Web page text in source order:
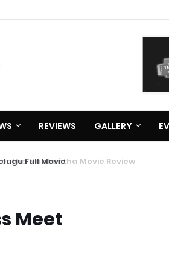
REVIEWS GALLERY
Full Movie
Meet